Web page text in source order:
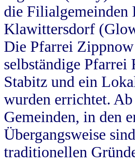
die Filialgemeinden
Klawittersdorf
Die Pfarrei
selbständige
Stabitz und ein
wurden errichtet.
Gemeinden, in den
Übergangsweise
traditionellen